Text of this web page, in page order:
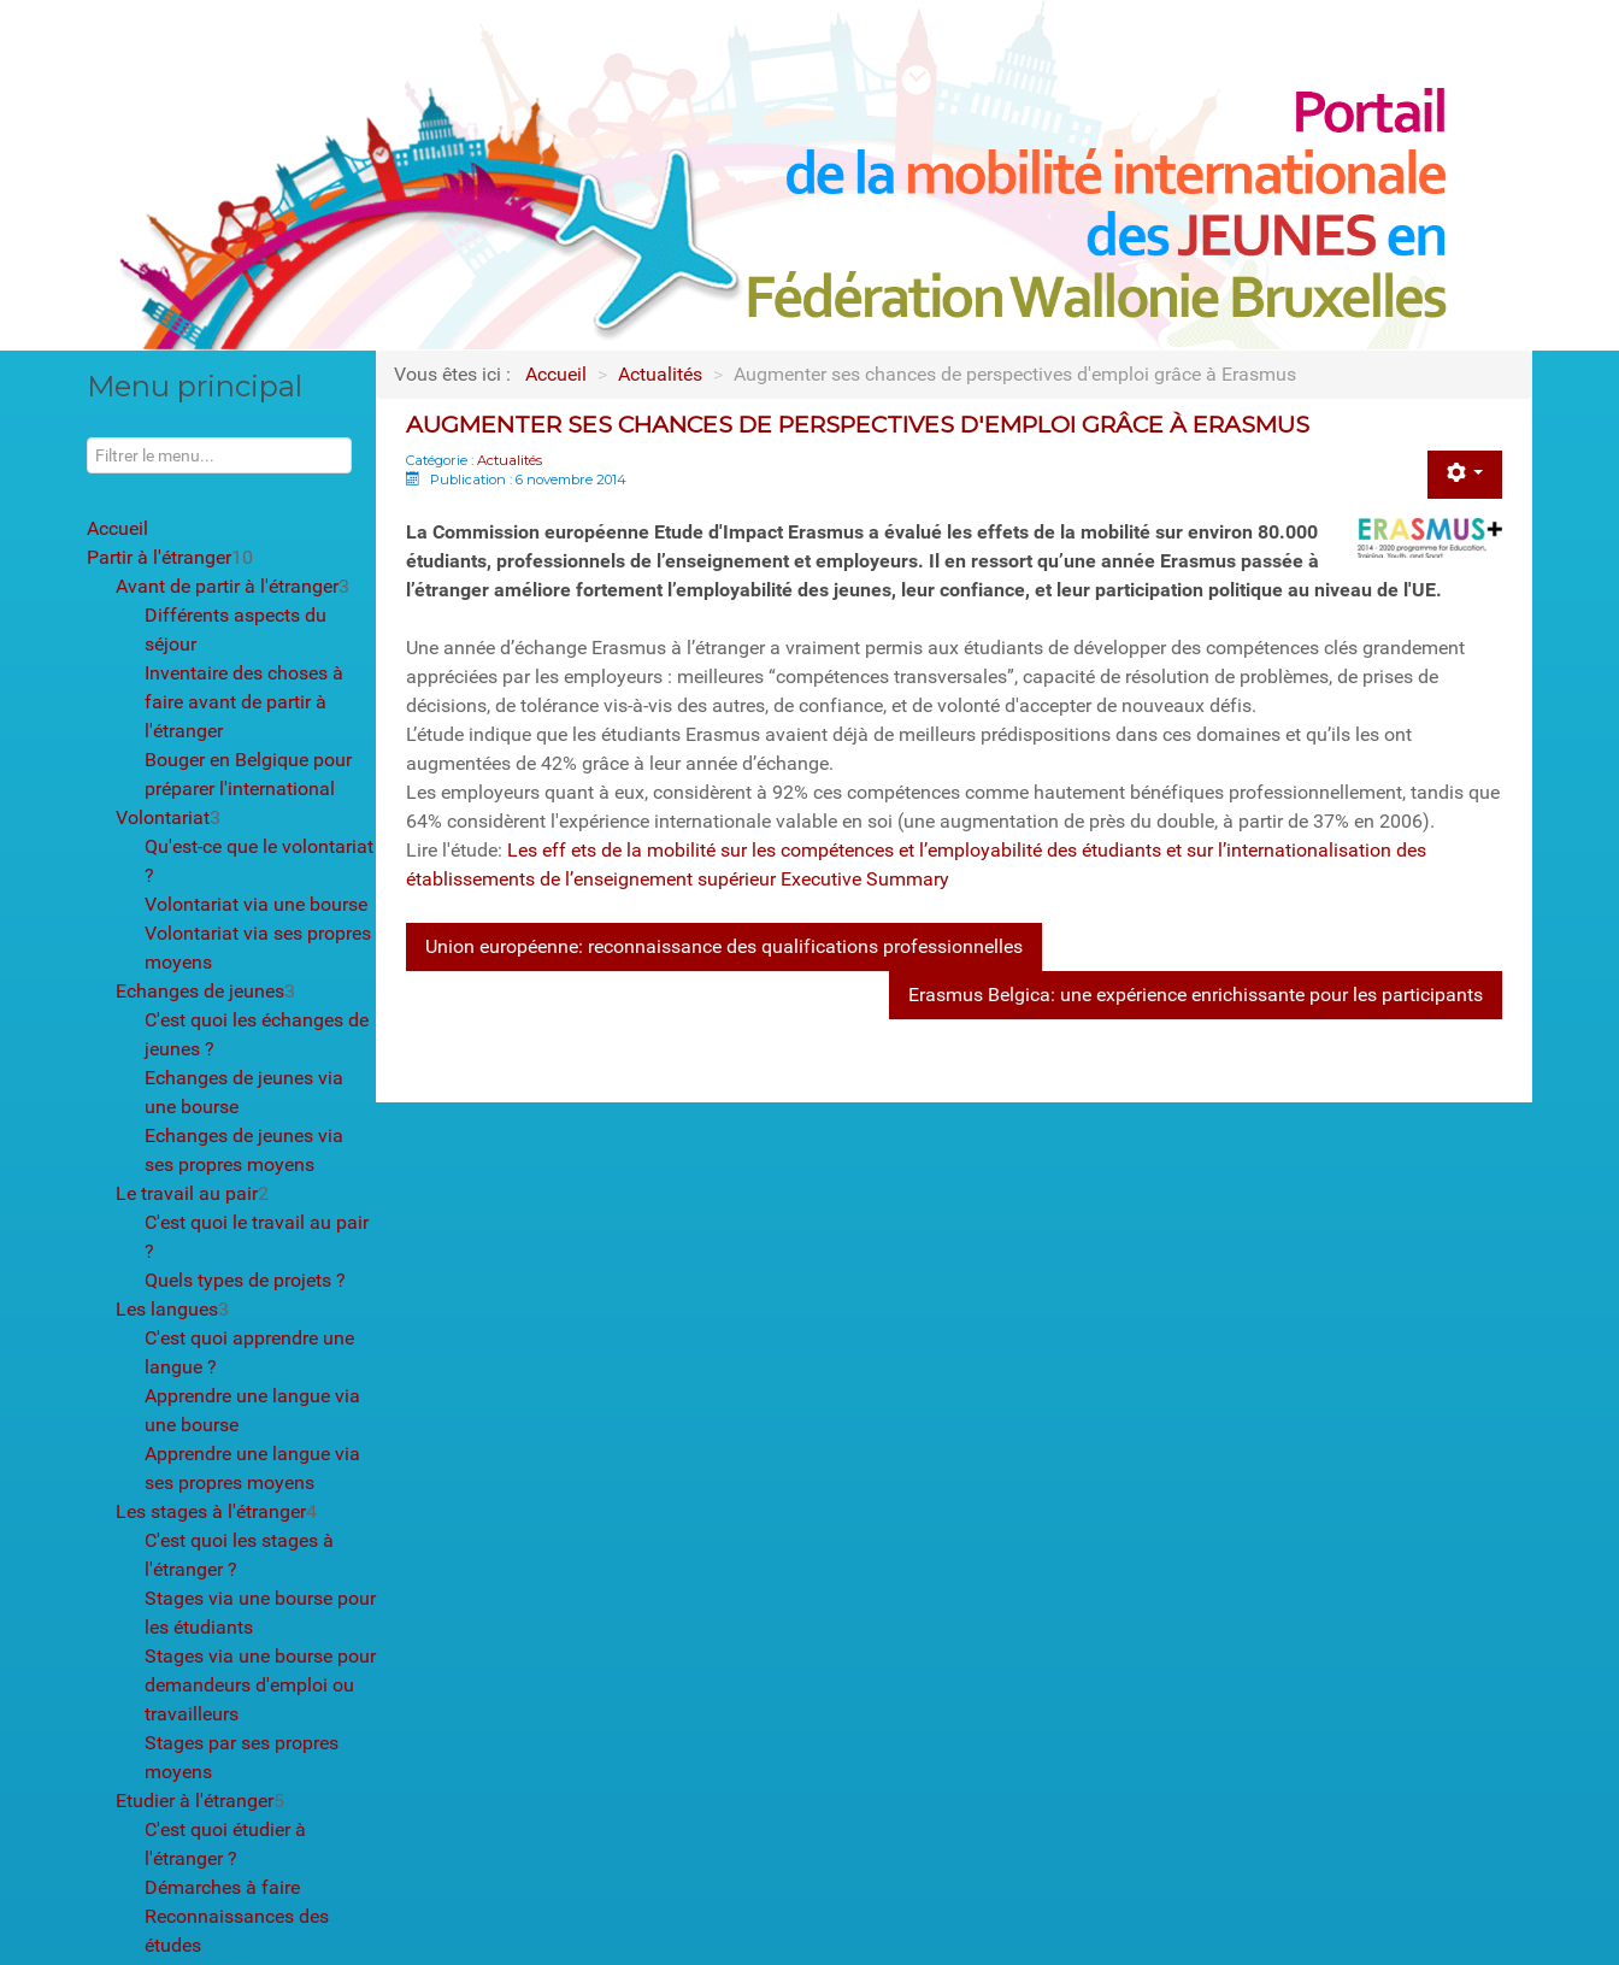
Menu principal
Accueil
Partir à l'étranger10
Avant de partir à l'étranger3
Différents aspects du
séjour
Inventaire des choses à
faire avant de partir à
l'étranger
Bouger en Belgique pour
préparer l'international
Volontariat3
Qu'est-ce que le volontariat
?
Volontariat via une bourse
Volontariat via ses propres
moyens
Echanges de jeunes3
C'est quoi les échanges de
jeunes ?
Echanges de jeunes via
une bourse
Echanges de jeunes via
ses propres moyens
Le travail au pair2
C'est quoi le travail au pair
?
Quels types de projets ?
Les langues3
C'est quoi apprendre une
langue ?
Apprendre une langue via
une bourse
Apprendre une langue via
ses propres moyens
Les stages à l'étranger4
C'est quoi les stages à
l'étranger ?
Stages via une bourse pour
les étudiants
Stages via une bourse pour
demandeurs d'emploi ou
travailleurs
Stages par ses propres
moyens
Etudier à l'étranger5
C'est quoi étudier à
l'étranger ?
Démarches à faire
Reconnaissances des
études
Vous êtes ici : Accueil > Actualités > Augmenter ses chances de perspectives d'emploi grâce à Erasmus
AUGMENTER SES CHANCES DE PERSPECTIVES D'EMPLOI GRÂCE À ERASMUS
Catégorie : Actualités
Publication : 6 novembre 2014
La Commission européenne Etude d'Impact Erasmus a évalué les effets de la mobilité sur environ 80.000
étudiants, professionnels de l’enseignement et employeurs. Il en ressort qu’une année Erasmus passée à
l’étranger améliore fortement l’employabilité des jeunes, leur confiance, et leur participation politique au niveau de l'UE.
Une année d’échange Erasmus à l’étranger a vraiment permis aux étudiants de développer des compétences clés grandement
appréciées par les employeurs : meilleures “compétences transversales”, capacité de résolution de problèmes, de prises de
décisions, de tolérance vis-à-vis des autres, de confiance, et de volonté d'accepter de nouveaux défis.
L’étude indique que les étudiants Erasmus avaient déjà de meilleurs prédispositions dans ces domaines et qu’ils les ont
augmentées de 42% grâce à leur année d’échange.
Les employeurs quant à eux, considèrent à 92% ces compétences comme hautement bénéfiques professionnellement, tandis que
64% considèrent l'expérience internationale valable en soi (une augmentation de près du double, à partir de 37% en 2006).
Lire l'étude: Les eff ets de la mobilité sur les compétences et l’employabilité des étudiants et sur l’internationalisation des
établissements de l’enseignement supérieur Executive Summary
Union européenne: reconnaissance des qualifications professionnelles
Erasmus Belgica: une expérience enrichissante pour les participants